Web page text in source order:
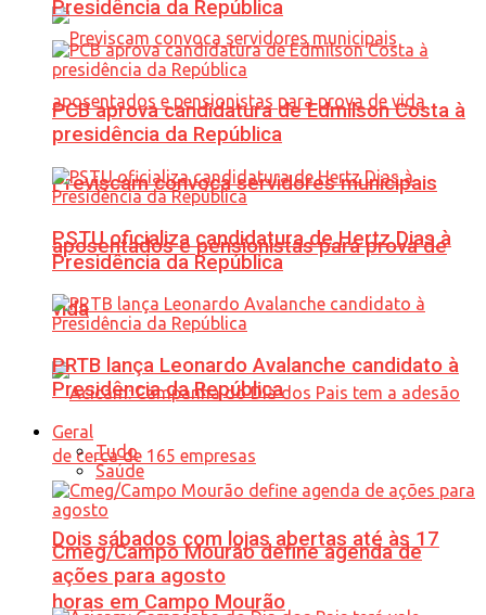
Previscam convoca servidores municipais
aposentados e pensionistas para prova de
vida
Dois sábados com lojas abertas até às 17
horas em Campo Mourão
Presidência da República
PCB aprova candidatura de Edmilson Costa à
presidência da República
PSTU oficializa candidatura de Hertz Dias à
Presidência da República
PRTB lança Leonardo Avalanche candidato à
Presidência da República
Geral
Tudo
Saúde
Cmeg/Campo Mourão define agenda de
ações para agosto